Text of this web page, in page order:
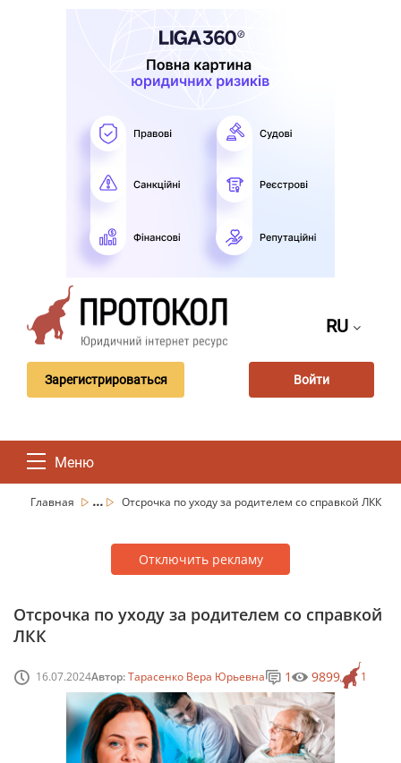
RU
Зарегистрироваться Войти
Меню
Главная ... Отсрочка по уходу за родителем со справкой ЛКК
Отключить рекламу
Отсрочка по уходу за родителем со справкой
ЛКК
16.07.2024Автор:Тарасенко Вера Юрьевна 1
1 9899